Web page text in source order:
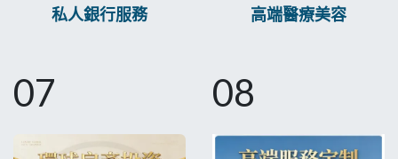
私人銀行服務 高端醫療美容
07 08